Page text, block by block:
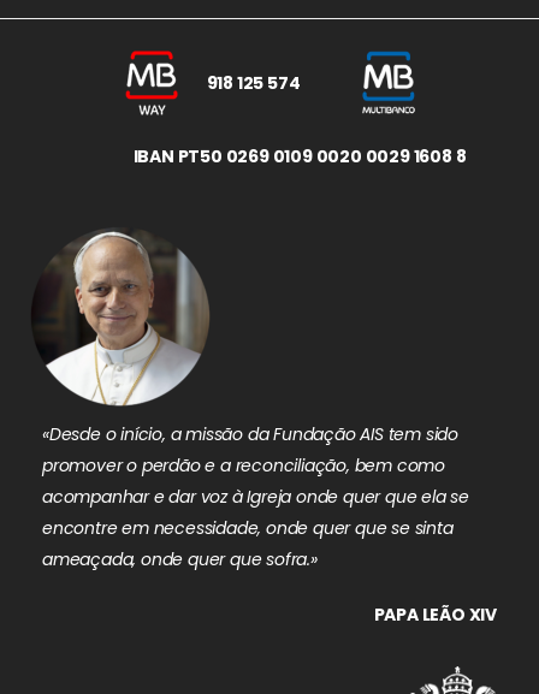
918 125 574
IBAN PT50 0269 0109 0020 0029 1608 8
«Desde o início, a missão da Fundação AIS tem sido
promover o perdão e a reconciliação, bem como
acompanhar e dar voz à Igreja onde quer que ela se
encontre em necessidade, onde quer que se sinta
ameaçada, onde quer que sofra.»
PAPA LEÃO XIV